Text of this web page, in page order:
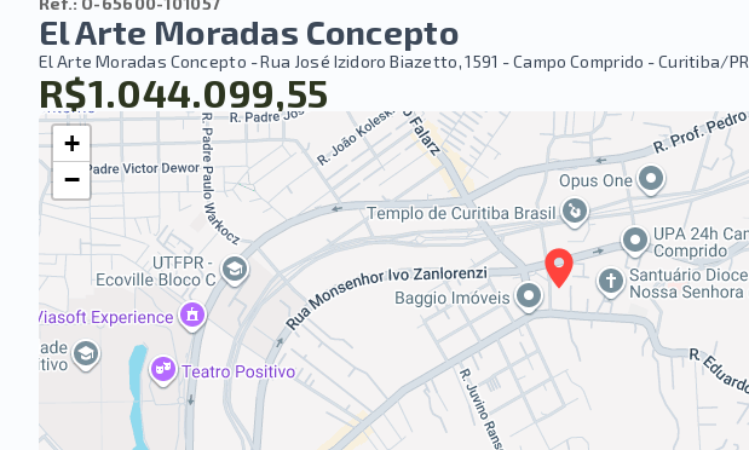
El Arte Moradas Concepto
El Arte Moradas Concepto -Rua José Izidoro Biazetto, 1591 - Campo Comprido - Curitiba/PR
R$1.044.099,55
+
−